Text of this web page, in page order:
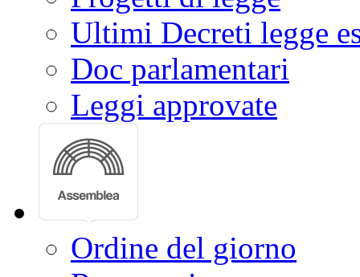
Ultimi Decreti legge
Doc parlamentari
Leggi approvate
Ordine del giorno